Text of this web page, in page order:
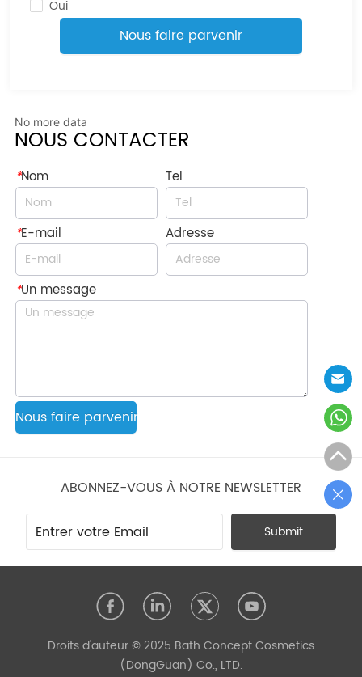
Oui
Nous faire parvenir
No more data
NOUS CONTACTER
*Nom Tel
*E-mail Adresse
*Un message
Nous faire parvenir
ABONNEZ-VOUS À NOTRE NEWSLETTER
Submit
Droits d'auteur © 2025 Bath Concept Cosmetics
(DongGuan) Co., LTD.